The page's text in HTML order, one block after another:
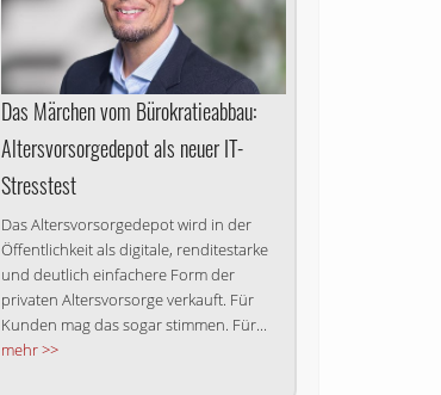
Das Märchen vom Bürokratie­abbau:
Alters­vorsorge­depot als neuer IT-
Stresstest
Das Altersvorsorgedepot wird in der
Öffentlichkeit als digitale, renditestarke
und deutlich einfachere Form der
privaten Altersvorsorge verkauft. Für
Kunden mag das sogar stimmen. Für...
mehr >>